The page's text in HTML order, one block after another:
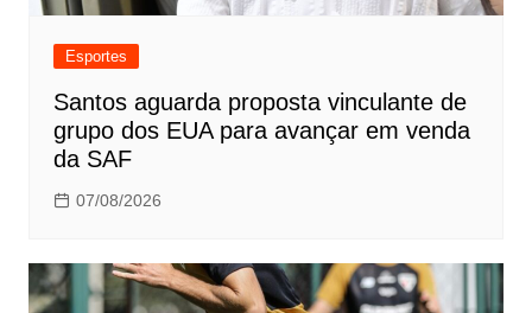
Esportes
Santos aguarda proposta vinculante de
grupo dos EUA para avançar em venda
da SAF
07/08/2026